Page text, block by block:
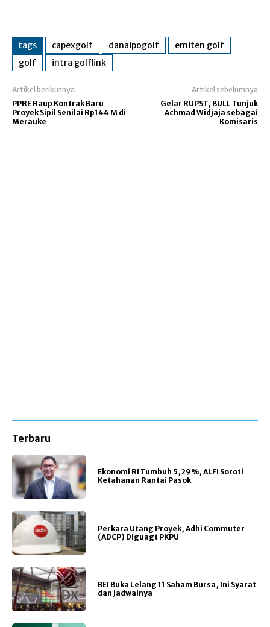
tags capexgolf danaipogolf
emiten golf
golf
intra golflink
Artikel berikutnya
PPRE Raup Kontrak Baru
Proyek Sipil Senilai Rp144 M di
Merauke
Artikel sebelumnya
Gelar RUPST, BULL Tunjuk
Achmad Widjaja sebagai
Komisaris
Terbaru
Ekonomi RI Tumbuh 5,29%, ALFI Soroti
Ketahanan Rantai Pasok
Perkara Utang Proyek, Adhi Commuter
(ADCP) Diguagt PKPU
BEI Buka Lelang 11 Saham Bursa, Ini Syarat
dan Jadwalnya